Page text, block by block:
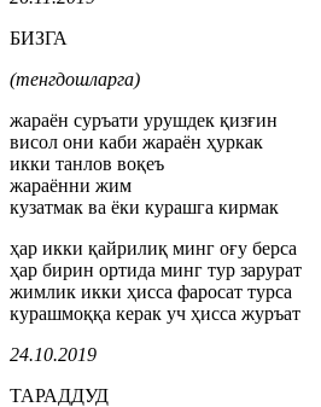
БИЗГА
(тенгдошларга)
жараён суръати урушдек қизғин
висол они каби жараён ҳуркак
икки танлов воқеъ
жараённи жим
кузатмак ва ёки курашга кирмак
ҳар икки қайрилиқ минг оғу берса
ҳар бирин ортида минг тур зарурат
жимлик икки ҳисса фаросат турса
курашмоққа керак уч ҳисса журъат
24.10.2019
ТАРАДДУД